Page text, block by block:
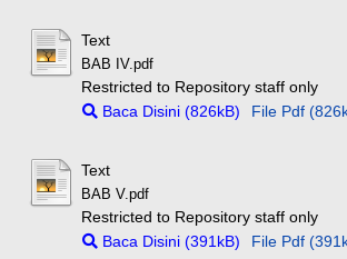
Text
BAB IV.pdf
Restricted to Repository staff only
Baca Disini (826kB)
File Pdf
Text
BAB V.pdf
Restricted to Repository staff only
Baca Disini (391kB)
File Pdf